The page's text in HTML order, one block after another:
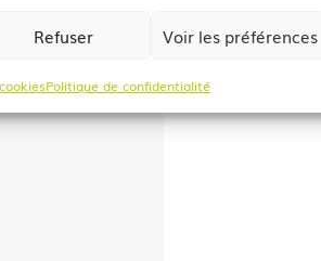
Refuser Voir les préférences
Politique de confidentialité